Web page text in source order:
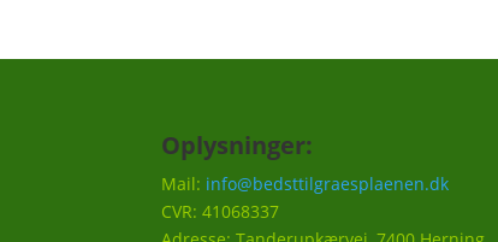
Oplysninger:
Mail: info@bedsttilgraesplaenen.dk
CVR: 41068337